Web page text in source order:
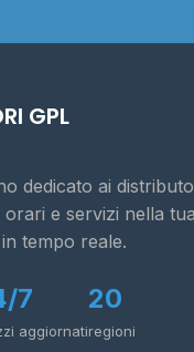
GPL
dedicato ai
orari e servizi nella
tempo reale.
7
aggiornati
20
regioni